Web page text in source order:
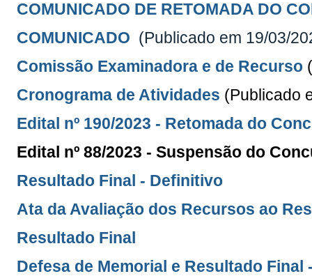
COMUNICADO DE RETOMADA DO
COMUNICADO (Publicado em 19/03/
Comissão Examinadora e de Recurso
Cronograma de Atividades (Publicado
Edital nº 190/2023 - Retomada do
Edital nº 88/2023 - Suspensão do
Resultado Final - Definitivo
Ata da Avaliação dos Recursos ao
Resultado Final
Defesa de Memorial e Resultado Final